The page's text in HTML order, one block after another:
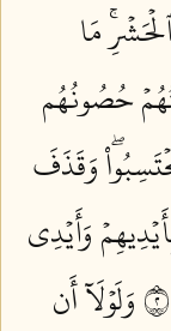
مَا
حُصُونُهُم
وَقَذَفَ
وَأَيۡدِي
وَلَوۡلَآ أَن